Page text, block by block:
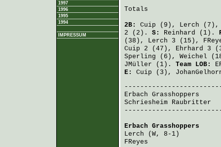
1997
1996
1995
1994
IMPRESSUM
Totals
2B: Cuip (9), Lerch
2 (2). S: Reinhard (1).
(38), Lerch 3 (15),
Cuip 2 (47), Ehrhard 3
Sperling (6), Weichel
JMüller (1). Team LOB:
E: Cuip (3),
Erbach Grasshoppers
Schriesheim Raubritter
Erbach Grasshoppers
Lerch (W, 8-1)
FReyes